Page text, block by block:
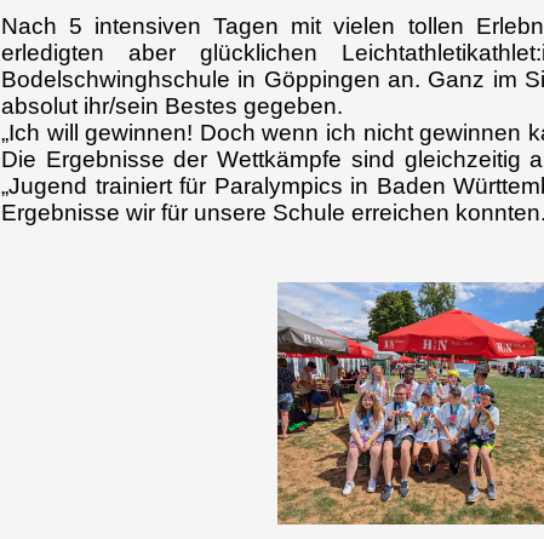
Nach 5 intensiven Tagen mit vielen tollen
erledigten aber glücklichen
Bodelschwinghschule in Göppingen an. Ganz im
absolut ihr/sein Bestes gegeben.
„Ich will gewinnen! Doch wenn ich nicht gewinnen
Die Ergebnisse der Wettkämpfe sind gleichzeitig
„Jugend trainiert für Paralympics in Baden
Ergebnisse wir für unsere Schule erreichen konnten.